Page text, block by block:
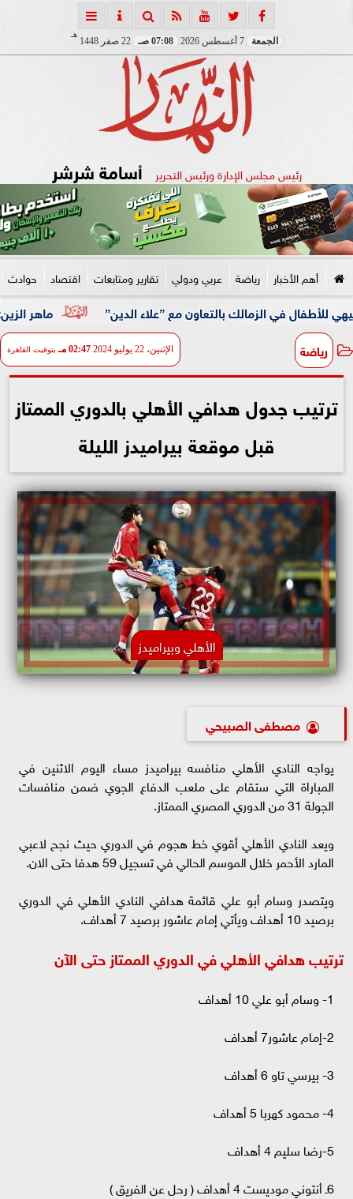
الجمعة 7 أغسطس 2026 07:08 صـ 22 صفر 1448
هـ
رئيس مجلس الإدارة ورئيس التحرير أسامة شرشر
أهم الأخبار رياضة عربي ودولي تقارير ومتابعات اقتصاد حوادث
ماهر الزين: 25 حافلة تُعيد 1250 سودانيًا ضمن الفوج الـ41.. والالتزام بوثائق السفر عزز انسيابية العودة الطوعية الزمالك بالتعاون مع ”علاء الدين”
رياضة الإثنين، 22 يوليو 2024 02:47 مـ بتوقيت القاهرة
ترتيب جدول هدافي الأهلي بالدوري الممتاز
قبل موقعة بيراميدز الليلة
الأهلي وبيراميدز
مصطفى الصبيحي
يواجه النادي الأهلي منافسه بيراميدز مساء اليوم الاثنين في
المباراة التي ستقام على ملعب الدفاع الجوي ضمن منافسات
الجولة 31 من الدوري المصري الممتاز.
ويعد النادي الأهلي أقوي خط هجوم في الدوري حيث نجح لاعبي
المارد الأحمر خلال الموسم الحالي في تسجيل 59 هدفا حتى الان.
ويتصدر وسام أبو علي قائمة هدافي النادي الأهلي في الدوري
برصيد 10 أهداف ويأتي إمام عاشور برصيد 7 أهداف.
ترتيب هدافي الأهلي في الدوري الممتاز حتى الآن
1- وسام أبو علي 10 أهداف
2-إمام عاشور7 أهداف
3- بيرسي تاو 6 أهداف
4- محمود كهربا 5 أهداف
5-رضا سليم 4 أهداف
6ـ أنتوني موديست 4 أهداف ( رحل عن الفريق )